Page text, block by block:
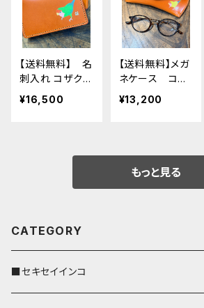
【送料無料】 名
刺入れ コザクラ
インコ ノーマ
ル レッドブラウ
¥16,500
【送料無料】メガ
ネケース コザ
クラインコ イ
エロー redbr
¥13,200
もっと見る
CATEGORY
■セキセイインコ